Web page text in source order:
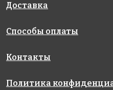
Rose NA 09
327x327 327x327
Доставка
Способы оплаты
Контакты
Политика